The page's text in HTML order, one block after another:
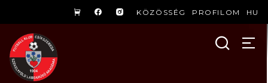
KÖZÖSSÉG PROFILOM HU